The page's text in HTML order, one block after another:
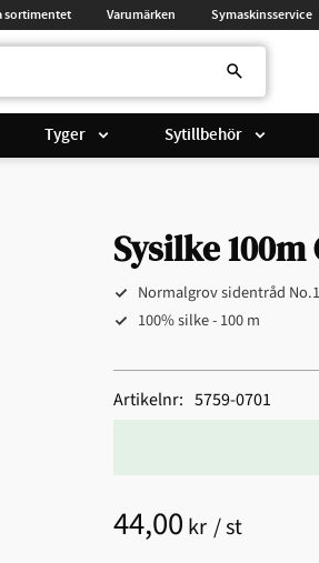
sortimentet Varumärken Symaskinsservice
Tyger Sytillbehör
Sysilke 100m
Normalgrov sidentråd
100% silke - 100 m
44,00 kr /st
Artikelnr 5759-0701